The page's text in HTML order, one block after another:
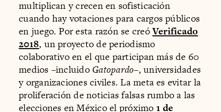
multiplican y crecen en sofisticación
cuando hay votaciones para cargos públicos
en juego. Por esta razón se creóVerificado
2018, un proyecto de periodismo
colaborativo en el que participan más de 60
medios –incluido Gatopardo–, universidades
y organizaciones civiles. La meta es evitar la
proliferación de noticias falsas rumbo a las
elecciones en México el próximo 1 de